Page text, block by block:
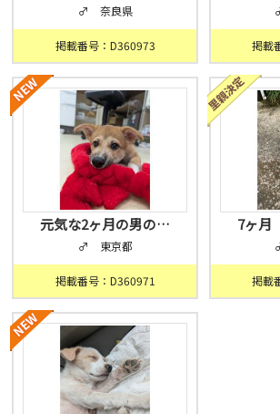
♂ 奈良県
掲載番号：D360973 掲載
元気な2ヶ月の男の…
♂ 東京都
掲載番号：D360971
7ヶ
掲載